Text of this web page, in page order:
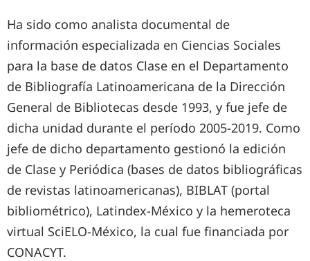
Ha sido como analista documental de
información especializada en Ciencias Sociales
para la base de datos Clase en el Departamento
de Bibliografía Latinoamericana de la Dirección
General de Bibliotecas desde 1993, y fue jefe de
dicha unidad durante el período 2005-2019. Como
jefe de dicho departamento gestionó la edición
de Clase y Periódica (bases de datos bibliográficas
de revistas latinoamericanas), BIBLAT (portal
bibliométrico), Latindex-México y la hemeroteca
virtual SciELO-México, la cual fue financiada por
CONACYT.